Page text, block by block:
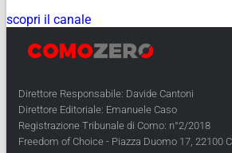
scopri il canale
Direttore Responsabile: Davide Cantoni
Direttore Editoriale: Emanuele Caso
Registrazione Tribunale di Como: n°2/2018
Freedom of Choice - Piazza Duomo 17, 22100